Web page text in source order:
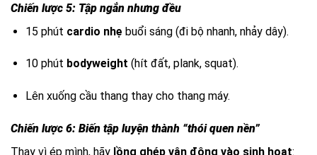
Chiến lược 5: Tập ngắn nhưng đều
15 phút cardio nhẹ buổi sáng (đi bộ nhanh, nhảy dây).
10 phút bodyweight (hít đất, plank, squat).
Lên xuống cầu thang thay cho thang máy.
Chiến lược 6: Biến tập luyện thành “thói quen nền”
Thay vì ép mình, hãy lồng ghép vận động vào sinh hoạt: